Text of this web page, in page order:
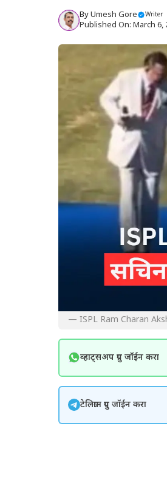
ByUmesh Gore Writer
Published On: March 6,
— ISPL Ram Charan
व्हाट्सअप ग्रुप जॉईन करा
टेलिग्राम ग्रुप जॉईन करा